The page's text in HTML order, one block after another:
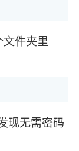
件夹里
现无需密码